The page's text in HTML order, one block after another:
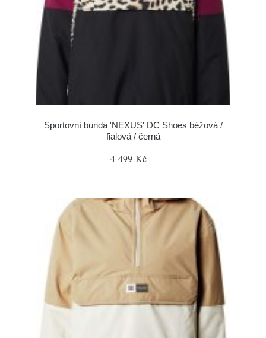
Sportovní bunda 'NEXUS' DC Shoes béžová /
fialová / černá
4 499 Kč